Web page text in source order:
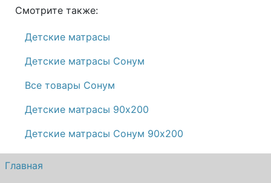
Смотрите также:
Детские матрасы
Детские матрасы Сонум
Все товары Сонум
Детские матрасы 90х200
Детские матрасы Сонум 90х200
Главная